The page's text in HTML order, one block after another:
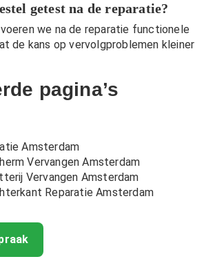
getest na de reparatie?
we na de reparatie functionele
de kans op vervolgproblemen kleiner
pagina’s
Amsterdam
Vervangen Amsterdam
Vervangen Amsterdam
Reparatie Amsterdam